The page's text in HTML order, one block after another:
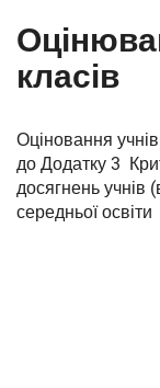
класів
Оціновання
до Додатку 3
досягнень учнів
середньої освіти